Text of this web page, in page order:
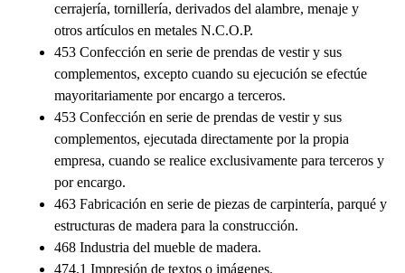
cerrajería, tornillería, derivados del alambre, menaje y
otros artículos en metales N.C.O.P.
453 Confección en serie de prendas de vestir y sus
complementos, excepto cuando su ejecución se efectúe
mayoritariamente por encargo a terceros.
453 Confección en serie de prendas de vestir y sus
complementos, ejecutada directamente por la propia
empresa, cuando se realice exclusivamente para terceros y
por encargo.
463 Fabricación en serie de piezas de carpintería, parqué y
estructuras de madera para la construcción.
468 Industria del mueble de madera.
474.1 Impresión de textos o imágenes.